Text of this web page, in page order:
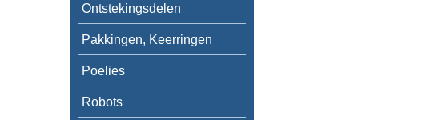
Ontstekingsdelen
Pakkingen, Keerringen
Poelies
Robots